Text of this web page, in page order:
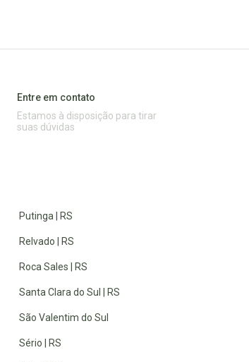
Entre em contato
Estamos à disposição para tirar
suas dúvidas
Putinga | RS
Relvado | RS
Roca Sales | RS
Santa Clara do Sul | RS
São Valentim do Sul
Sério | RS